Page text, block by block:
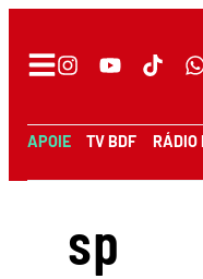
APOIE TV BDF RÁDIO
sp